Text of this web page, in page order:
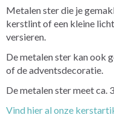
Metalen ster die je
kerstlint of een kleine
versieren.
De metalen ster kan ook
of de adventsdecoratie.
De metalen ster meet ca.
Vind hier al onze